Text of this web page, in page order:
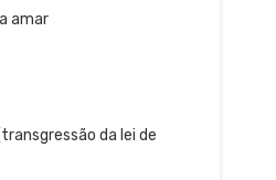
amar
da lei de